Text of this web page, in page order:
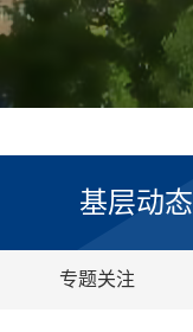
基层动态
专题关注